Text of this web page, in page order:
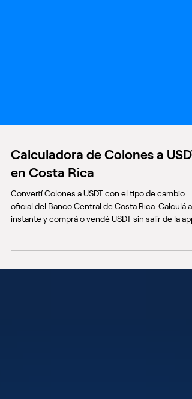
Calculadora de Colones a USDT
en Costa Rica
Convertí Colones a USDT con el tipo de cambio
oficial del Banco Central de Costa Rica. Calculá al